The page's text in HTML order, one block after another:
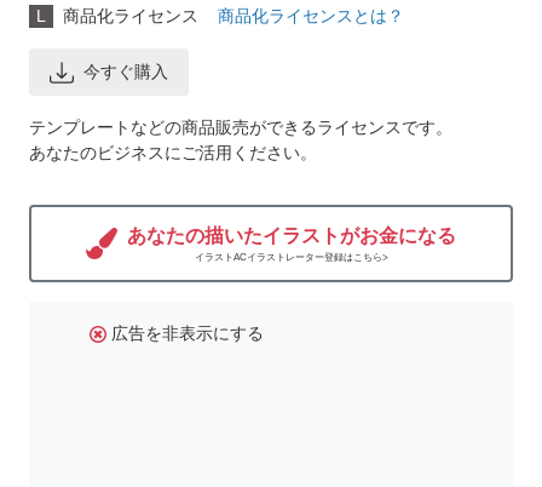
L 商品化ライセンス 商品化ライセンスとは？
今すぐ購入
テンプレートなどの商品販売ができるライセンスです。
あなたのビジネスにご活用ください。
あなたの描いたイラストがお金になる
イラストACイラストレーター登録はこちら>
広告を非表示にする